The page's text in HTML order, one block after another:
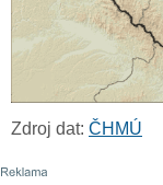
Zdroj dat: ČHMÚ